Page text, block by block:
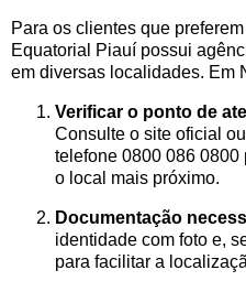
Para os clientes que
Equatorial Piauí possui
em diversas localidades. Em
Verificar o ponto de
Consulte o site oficial
telefone 0800 086 0800
o local mais próximo.
Documentação
identidade com foto e,
para facilitar a